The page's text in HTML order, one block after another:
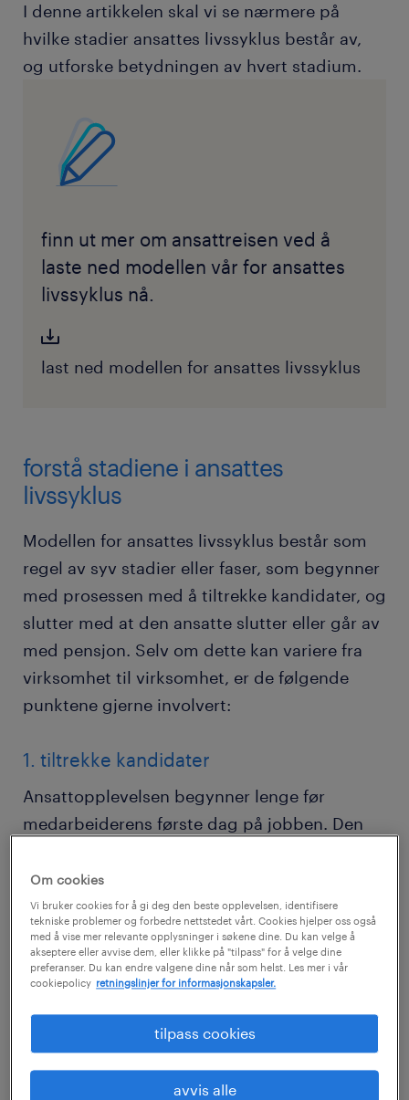
I denne artikkelen skal vi se nærmere på
hvilke stadier ansattes livssyklus består av,
og utforske betydningen av hvert stadium.
finn ut mer om ansattreisen ved å
laste ned modellen vår for ansattes
livssyklus nå.
last ned modellen for ansattes livssyklus
forstå stadiene i ansattes
livssyklus
Modellen for ansattes livssyklus består som
regel av syv stadier eller faser, som begynner
med prosessen med å tiltrekke kandidater, og
slutter med at den ansatte slutter eller går av
med pensjon. Selv om dette kan variere fra
virksomhet til virksomhet, er de følgende
punktene gjerne involvert:
1. tiltrekke kandidater
Ansattopplevelsen begynner lenge før
medarbeiderens første dag på jobben. Den
stillingsannonser, anbefalinger eller innlegg i
sosiale medier. Hovedmålet er å fange
potensielle kandidaters interesse og gjøre et
positivt førsteinntrykk.
For å lykkes med dette stadiet er det viktig
skrive en engasjerende stillingsannonse
som inneholder følgende elementer:
Om cookies
Vi bruker cookies for å gi deg den beste opplevelsen, identifisere
tekniske problemer og forbedre nettstedet vårt. Cookies hjelper oss også
med å vise mer relevante opplysninger i søkene dine. Du kan velge å
akseptere eller avvise dem, eller klikke på "tilpass" for å velge dine
preferanser. Du kan endre valgene dine når som helst. Les mer i vår
cookiepolicy retningslinjer for informasjonskapsler.
tilpass cookies
avvis alle